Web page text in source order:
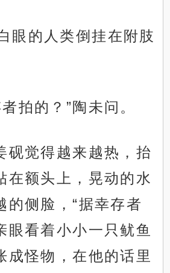
眼的人类倒挂在附肢
拍的？”陶未问。
砚觉得越来越热，抬
在额头上，晃动的水
的侧脸，“据幸存者
眼看着小小一只鱿鱼
成怪物，在他的话里